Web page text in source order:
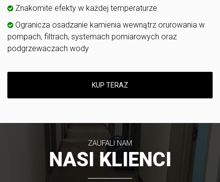
Znakomite efekty w każdej temperaturze
Ogranicza osadzanie kamienia wewnątrz orurowania w
pompach, filtrach, systemach pomiarowych oraz
podgrzewaczach wody
KUP TERAZ
ZAUFALI NAM
NASI KLIENCI